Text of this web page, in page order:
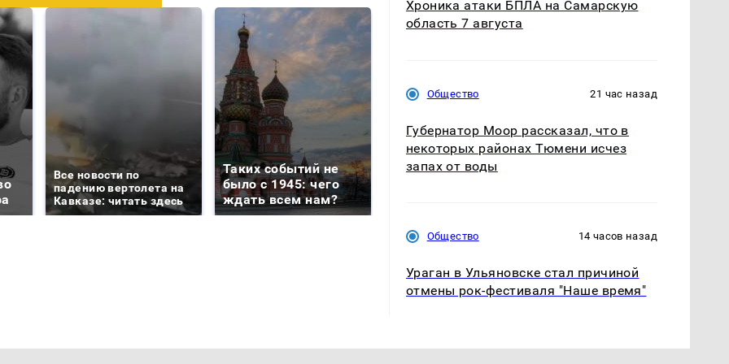
Все новости по
падению вертолета на
Кавказе: читать здесь
Таких событий не
было с 1945: чего
ждать всем нам?
В магазинах России
СМИ: В Химках на
Хроника атаки БПЛА на Самарскую
область 7 августа
Общество 21 час назад
Губернатор Моор рассказал, что в
некоторых районах Тюмени исчез
запах от воды
Общество 14 часов назад
Ураган в Ульяновске стал причиной
отмены рок-фестиваля "Наше время"